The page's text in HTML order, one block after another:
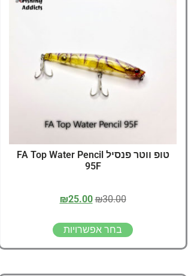
תקנון אתר
טופ ווטר פנסיל FA Top Water Pencil
95F
₪30.00
₪25.00
בחר אפשרויות